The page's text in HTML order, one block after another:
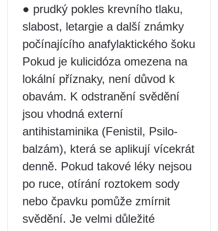
● prudký pokles krevního tlaku,
slabost, letargie a další známky
počínajícího anafylaktického šoku
Pokud je kulicidóza omezena na
lokální příznaky, není důvod k
obavám. K odstranění svědění
jsou vhodná externí
antihistaminika (Fenistil, Psilo-
balzám), která se aplikují vícekrát
denně. Pokud takové léky nejsou
po ruce, otírání roztokem sody
nebo čpavku pomůže zmírnit
svědění. Je velmi důležité